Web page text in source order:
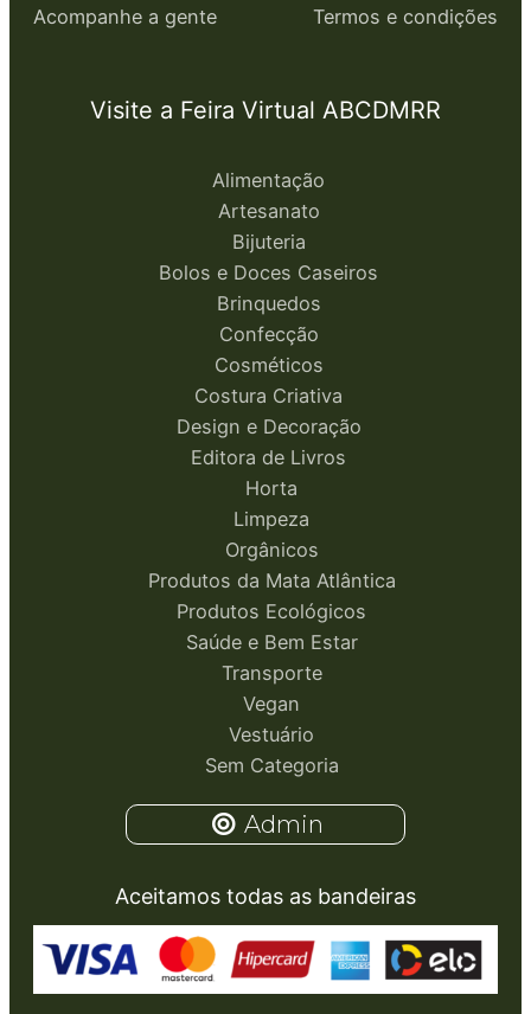
Acompanhe a gente
Termos e condições
Visite a Feira Virtual ABCDMRR
Alimentação
Artesanato
Bijuteria
Bolos e Doces Caseiros
Brinquedos
Confecção
Cosméticos
Costura Criativa
Design e Decoração
Editora de Livros
Horta
Limpeza
Orgânicos
Produtos da Mata Atlântica
Produtos Ecológicos
Saúde e Bem Estar
Transporte
Vegan
Vestuário
Sem Categoria
Admin
Aceitamos todas as bandeiras